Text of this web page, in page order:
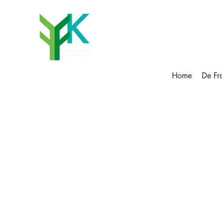
Home De